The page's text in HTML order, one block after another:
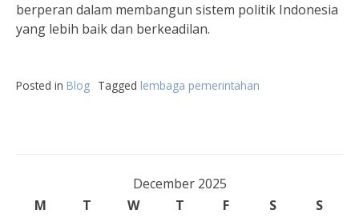
berperan dalam membangun sistem politik Indonesia
yang lebih baik dan berkeadilan.
Posted in Blog Tagged lembaga pemerintahan
December 2025
M
T W T F S
S